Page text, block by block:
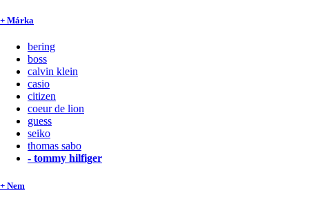
+ Márka
bering
boss
calvin klein
casio
citizen
coeur de lion
guess
seiko
thomas sabo
- tommy hilfiger
+ Nem